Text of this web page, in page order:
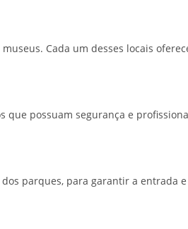
Cada um desses locais
possuam segurança e
parques, para garantir a entrada